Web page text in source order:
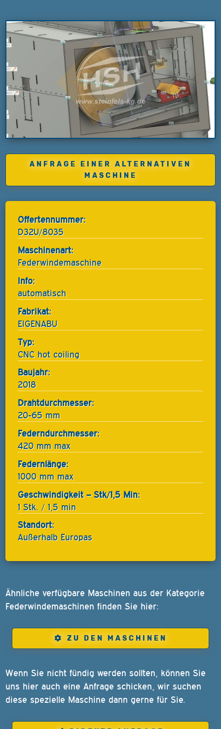
ANFRAGE EINER ALTERNATIVEN
MASCHINE
Offertennummer:
D32U/8035
Maschinenart:
Federwindemaschine
Info:
automatisch
Fabrikat:
EIGENABU
Typ:
CNC hot coiling
Baujahr:
2018
Drahtdurchmesser:
20-65 mm
Federndurchmesser:
420 mm max
Federnlänge:
1000 mm max
Geschwindigkeit – Stk/1,5 Min:
1 Stk. / 1,5 min
Standort:
Außerhalb Europas
Ähnliche verfügbare Maschinen aus der Kategorie
Federwindemaschinen finden Sie hier:
ZU DEN MASCHINEN
Wenn Sie nicht fündig werden sollten, können Sie
uns hier auch eine Anfrage schicken, wir suchen
diese spezielle Maschine dann gerne für Sie.